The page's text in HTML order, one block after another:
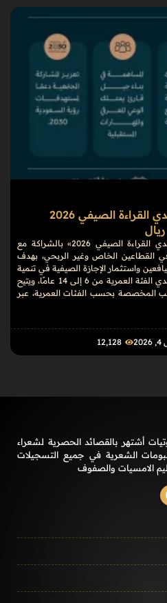
«هيئة المكتبات» تطلق تحدي القراءة الصيفي 2026
أطلقت هيئة المكتبات مبادرة «تحدي القراءة الصيفي 2026» بالشراكة مع
القطاعين الخاص وغير الربحي، بهدف
واستثمار الإجازة الصيفية في تنمية
المعرفة والمهارات. ويستهدف التحدي الفئة العمرية من 6 إلى 14 عامًا، ويتيح
المخصصة بحسب الفئات العمرية، عبر
12٬128
أشتهر بالقصائد الحصرية لشعراء
الشعرية في جميع التسجيلات
الامسيات والصفوف